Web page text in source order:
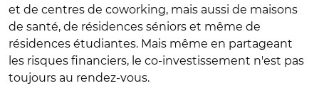
et de centres de coworking, mais aussi de maisons
de santé, de résidences séniors et même de
résidences étudiantes. Mais même en partageant
les risques financiers, le co-investissement n'est pas
toujours au rendez-vous.